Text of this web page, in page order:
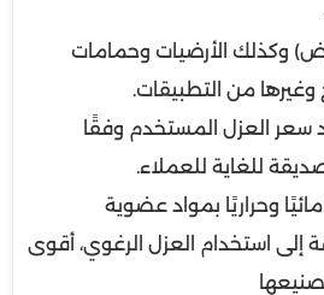
وكذلك الأرضيات وحمامات
وغيرها من التطبيقات.
سعر العزل المستخدم وفقًا
للغاية للعملاء.
وحراريًا بمواد عضوية
إلى استخدام العزل الرغوي، أقوى